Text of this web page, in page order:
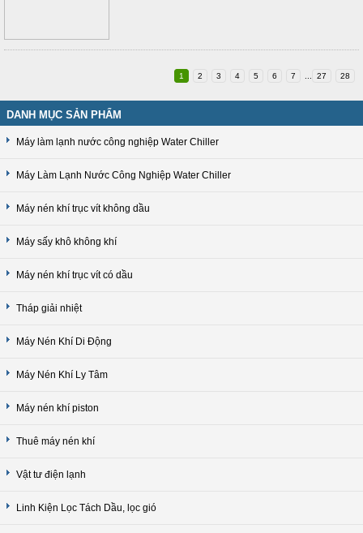
1 2 3 4 5 6 7 27 28
DANH MỤC SẢN PHẨM
Máy làm lạnh nước công nghiệp Water Chiller
Máy Làm Lạnh Nước Công Nghiệp Water Chiller
Máy nén khí trục vít không dầu
Máy sấy khô không khí
Máy nén khí trục vít có dầu
Tháp giải nhiệt
Máy Nén Khí Di Động
Máy Nén Khí Ly Tâm
Máy nén khí piston
Thuê máy nén khí
Vật tư điện lạnh
Linh Kiện Lọc Tách Dầu, lọc gió